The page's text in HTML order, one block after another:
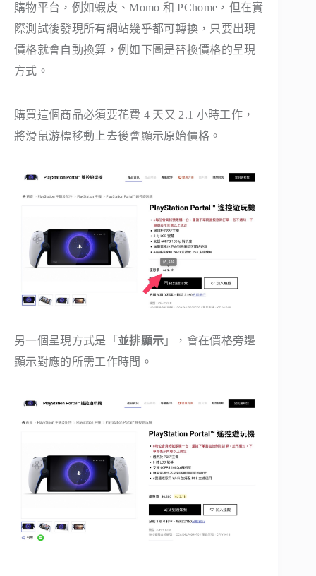
購物平台，例如蝦皮、Momo 和 PChome，但在實
際測試後發現所有網站幾乎都可轉換，只要出現
價格就會自動換算，例如下圖是替換價格的呈現
方式。
購買這個商品必須要花費 4 天又 2.1 小時工作，
將滑鼠游標移動上去後會顯示原始價格。
另一個呈現方式是「 並排顯示 」，會在價格旁邊
顯示對應的所需工作時間。